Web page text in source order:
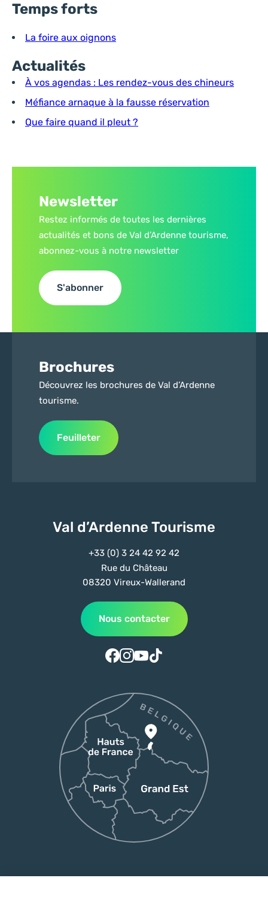
Temps forts
La foire aux oignons
Actualités
À vos agendas : Les rendez-vous des chineurs
Méfiance arnaque à la fausse réservation
Que faire quand il pleut ?
Newsletter
Restez informés de toutes les dernières
actualités et bons de Val d’Ardenne tourisme,
abonnez-vous à notre newsletter
S'abonner
Brochures
Découvrez les brochures de Val d’Ardenne
tourisme.
Feuilleter
Val d’Ardenne Tourisme
+33 (0) 3 24 42 92 42
Rue du Château
08320 Vireux-Wallerand
Nous contacter
Suivez-nous sur Facebook
Suivez-nous sur Instagram
Suivez-nous sur Youtube
Suivez-nous sur Tiktok